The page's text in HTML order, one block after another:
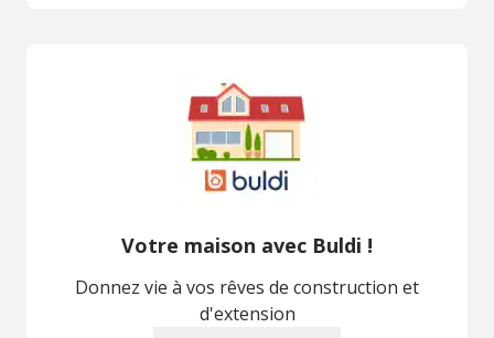
Votre maison avec Buldi !
Donnez vie à vos rêves de construction et
d'extension